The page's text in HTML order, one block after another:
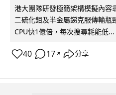
港大團隊研發極簡架構模擬內容
二硫化鉬及半金屬銻克服傳輸瓶
CPU快1億倍，每次搜尋耗能低...
40 17 ↗ 分享